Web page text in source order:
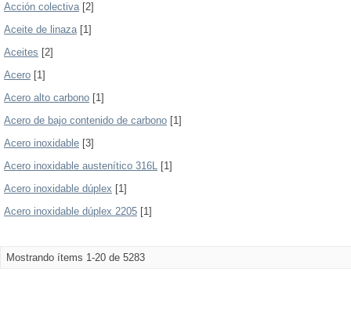
Acción colectiva[2]
Aceite de linaza[1]
Aceites [2]
Acero [1]
Acero alto carbono [1]
Acero de bajo contenido de carbono [1]
Acero inoxidable [3]
Acero inoxidable austenítico 316L [1]
Acero inoxidable dúplex [1]
Acero inoxidable dúplex 2205 [1]
Mostrando ítems 1-20 de 5283